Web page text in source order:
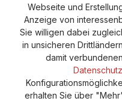
Versand und
Cookie-Einstellungen
Webseite und
Anzeige von
Sie willigen dabei
in unsicheren
damit
erhalten Sie über